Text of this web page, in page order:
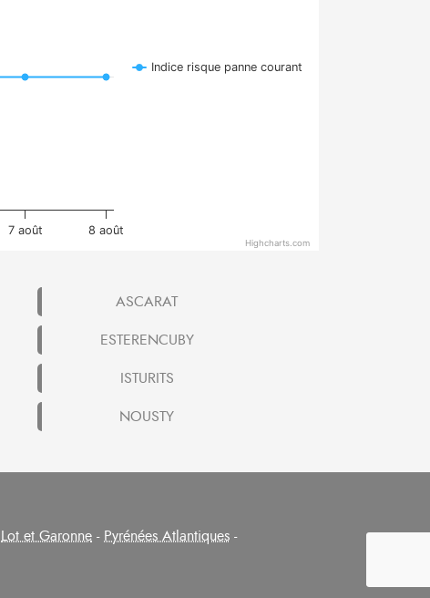
Indice risque panne courant
7 août 8 août
Highcharts.com
ASCARAT
ESTERENCUBY
ISTURITS
NOUSTY
Lot et Garonne -Pyrénées Atlantiques -